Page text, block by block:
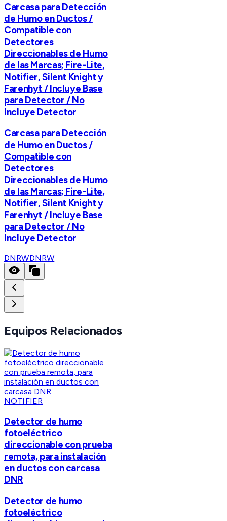
Carcasa para Detección
de Humo en Ductos /
Compatible con
Detectores
Direccionables de Humo
de las Marcas; Fire-Lite,
Notifier, Silent Knight y
Farenhyt / Incluye Base
para Detector / No
Incluye Detector
Carcasa para Detección
de Humo en Ductos /
Compatible con
Detectores
Direccionables de Humo
de las Marcas; Fire-Lite,
Notifier, Silent Knight y
Farenhyt / Incluye Base
para Detector / No
Incluye Detector
DNRWDNRW
Equipos Relacionados
NOTIFIER
Detector de humo
fotoeléctrico
direccionable con prueba
remota, para instalación
en ductos con carcasa
DNR
Detector de humo
fotoeléctrico